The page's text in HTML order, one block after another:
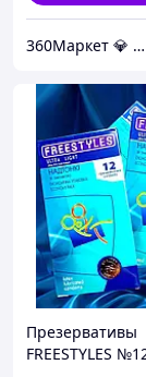
360Маркет 💎 — всё, что нужно под рукой ✅
Презервативы
FREESTYLES